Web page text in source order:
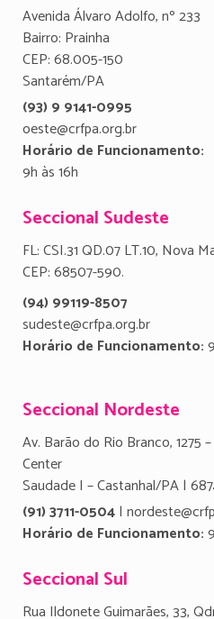
Avenida Álvaro Adolfo, nº 233
Bairro: Prainha
CEP: 68.005-150
Santarém/PA
(93) 9 9141-0995
oeste@crfpa.org.br
Horário de Funcionamento:
9h às 16h
Seccional Sudeste
FL: CSI.31 QD.07 LT.10, Nova
CEP: 68507-590.
(94) 99119-8507
sudeste@crfpa.org.br
Horário de Funcionamento:
Seccional Nordeste
Av. Barão do Rio Branco, 1275
Center
Saudade I – Castanhal/PA |
(91) 3711-0504|
Horário de Funcionamento:
Seccional Sul
Rua Ildonete Guimarães, 33,